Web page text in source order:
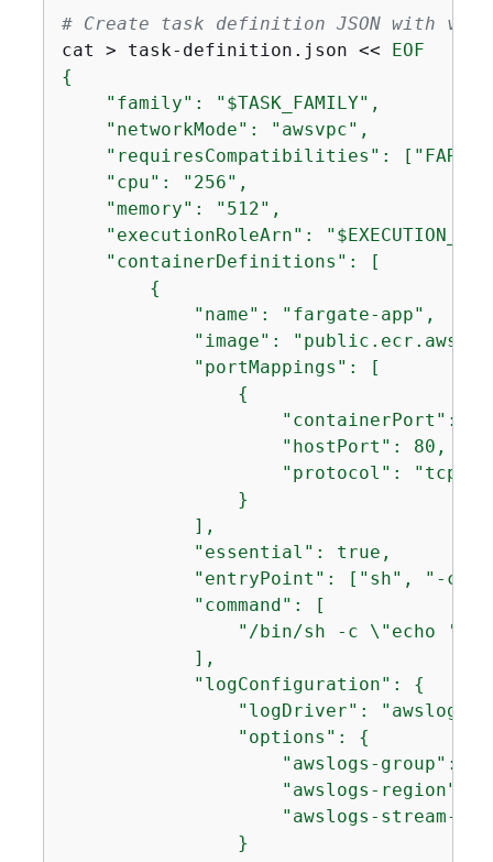
# Create task definition JSON with
cat > task-definition.json <<
{
    "family": "$TASK_FAMILY",
    "networkMode": "awsvpc",
"requiresCompatibilities":
    "cpu": "256",
    "memory": "512",
"executionRoleArn":
    "containerDefinitions": [
{
            "name": "fargate-app",
"image": "public.ecr.aws/
            "portMappings": [
{
"containerPort":
                    "hostPort": 80,
                    "protocol": "tcp"
                }
            ],
            "essential": true,
            "entryPoint": ["sh", "-c"],
            "command": [
"/bin/sh -c \"echo
            ],
            "logConfiguration":
{
                "logDriver": "awslogs",
                "options":
{
"awslogs-group":
"awslogs-region":
"awslogs-stream-
                }